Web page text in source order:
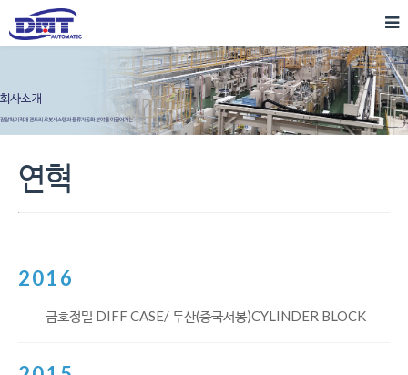
장탈착,이적재 겐트리 로봇시스템과 물류자동화 분야를 이끌어가는
연혁
2016
금호정밀 DIFF CASE/ 두산(중국서봉)CYLINDER BLOCK